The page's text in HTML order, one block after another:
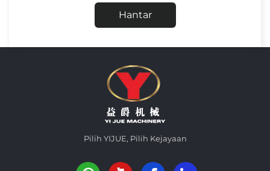
Hantar
Pilih YIJUE, Pilih Kejayaan